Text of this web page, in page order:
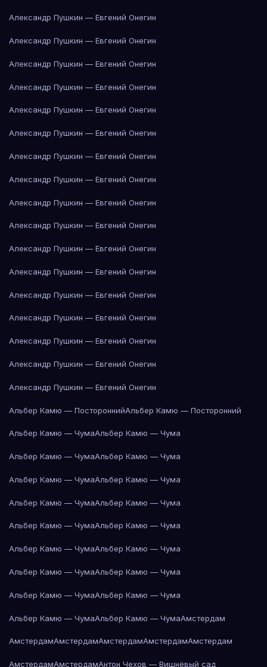
Александр Пушкин — Евгений Онегин
Александр Пушкин — Евгений Онегин
Александр Пушкин — Евгений Онегин
Александр Пушкин — Евгений Онегин
Александр Пушкин — Евгений Онегин
Александр Пушкин — Евгений Онегин
Александр Пушкин — Евгений Онегин
Александр Пушкин — Евгений Онегин
Александр Пушкин — Евгений Онегин
Александр Пушкин — Евгений Онегин
Александр Пушкин — Евгений Онегин
Александр Пушкин — Евгений Онегин
Александр Пушкин — Евгений Онегин
Александр Пушкин — Евгений Онегин
Александр Пушкин — Евгений Онегин
Александр Пушкин — Евгений Онегин
Александр Пушкин — Евгений Онегин
Альбер Камю — ПостороннийАльбер Камю — Посторонний
Альбер Камю — ЧумаАльбер Камю — Чума
Альбер Камю — ЧумаАльбер Камю — Чума
Альбер Камю — ЧумаАльбер Камю — Чума
Альбер Камю — ЧумаАльбер Камю — Чума
Альбер Камю — ЧумаАльбер Камю — Чума
Альбер Камю — ЧумаАльбер Камю — Чума
Альбер Камю — ЧумаАльбер Камю — Чума
Альбер Камю — ЧумаАльбер Камю — Чума
Альбер Камю — ЧумаАльбер Камю — ЧумаАмстердам
АмстердамАмстердамАмстердамАмстердамАмстердам
АмстердамАмстердамАнтон Чехов — Вишнёвый сад